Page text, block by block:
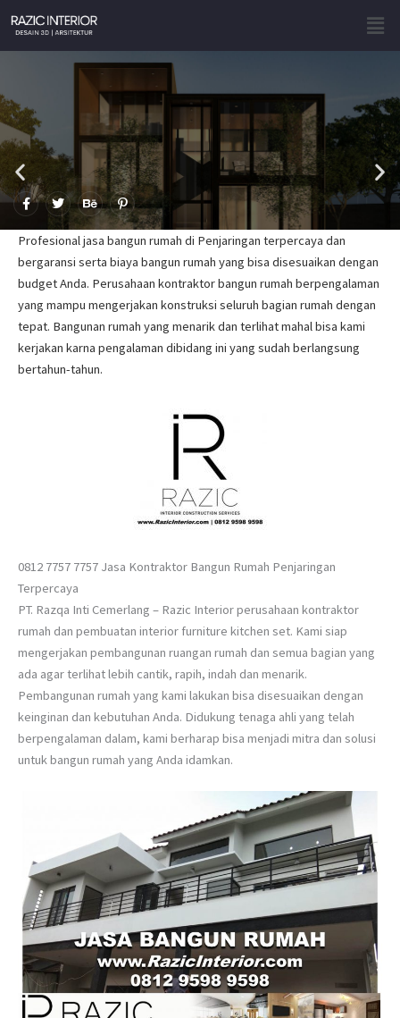
content
F
a
e
b
o
k
f
T
w
t
t
e
B
e
h
a
n
c
P
i
n
t
e
r
e
s
-
p
Profesional jasa bangun rumah di Penjaringan terpercaya dan
bergaransi serta biaya bangun rumah yang bisa disesuaikan dengan
budget Anda. Perusahaan kontraktor bangun rumah berpengalaman
yang mampu mengerjakan konstruksi seluruh bagian rumah dengan
tepat. Bangunan rumah yang menarik dan terlihat mahal bisa kami
kerjakan karna pengalaman dibidang ini yang sudah berlangsung
bertahun-tahun.
0812 7757 7757 Jasa Kontraktor Bangun Rumah Penjaringan
Terpercaya
PT. Razqa Inti Cemerlang – Razic Interior perusahaan kontraktor
rumah dan pembuatan interior furniture kitchen set. Kami siap
mengerjakan pembangunan ruangan rumah dan semua bagian yang
ada agar terlihat lebih cantik, rapih, indah dan menarik.
Pembangunan rumah yang kami lakukan bisa disesuaikan dengan
keinginan dan kebutuhan Anda. Didukung tenaga ahli yang telah
berpengalaman dalam, kami berharap bisa menjadi mitra dan solusi
untuk bangun rumah yang Anda idamkan.